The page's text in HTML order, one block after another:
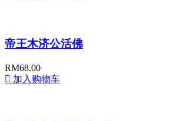
帝王木济公活佛
RM68.00
加入购物车